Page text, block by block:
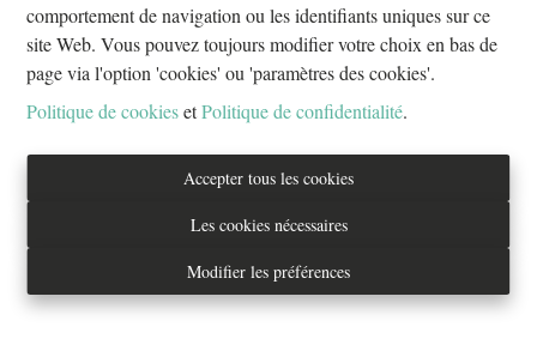
comportement de navigation ou les identifiants uniques sur ce
site Web. Vous pouvez toujours modifier votre choix en bas de
page via l'option 'cookies' ou 'paramètres des cookies'.
Politique de cookiesetPolitique de confidentialité.
Accepter tous les cookies
Les cookies nécessaires
Modifier les préférences
À Vendre À Louer
Tél. : 02/733.70.70
Real estate